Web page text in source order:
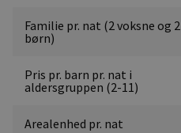
Familie pr. nat (2 voksne og 2
børn)
Pris pr. barn pr. nat i
aldersgruppen (2-11)
Arealenhed pr. nat